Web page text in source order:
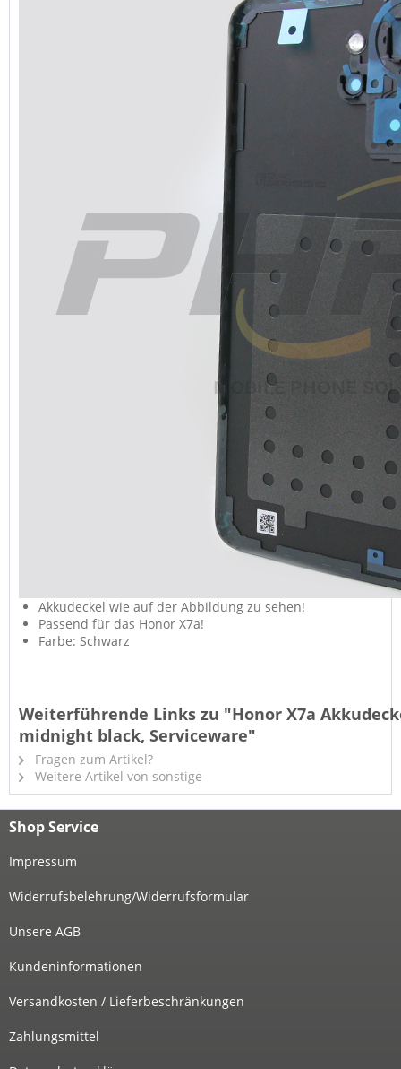
Akkudeckel wie auf der Abbildung zu sehen!
Passend für das Honor X7a!
Farbe: Schwarz
Weiterführende Links zu "Honor X7a
midnight black, Serviceware"
Fragen zum Artikel?
Weitere Artikel von sonstige
Shop Service
Impressum
Widerrufsbelehrung/Widerrufsformular
Unsere AGB
Kundeninformationen
Versandkosten / Lieferbeschränkungen
Zahlungsmittel